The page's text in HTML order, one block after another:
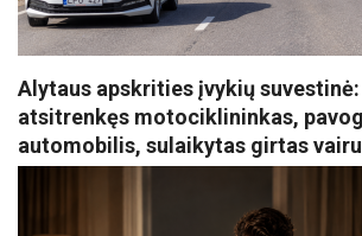
Alytaus apskrities įvykių
atsitrenkęs motociklininkas,
automobilis, sulaikytas girtas